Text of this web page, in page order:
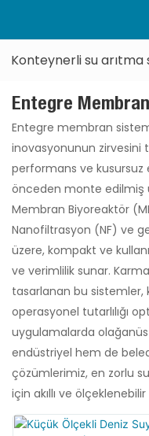
Konteynerli su
Entegre
Entegre membran
inovasyonunun zirvesini
performans ve
önceden monte edilmiş
Membran Biyoreaktör
Nanofiltrasyon (NF) ve
üzere, kompakt ve
ve verimlilik sunar.
tasarlanan bu sistemler,
operasyonel tutarlılığı
uygulamalarda
endüstriyel hem de
çözümlerimiz, en zorlu su
için akıllı ve